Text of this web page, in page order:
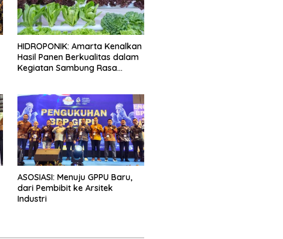
HIDROPONIK: Amarta Kenalkan
Hasil Panen Berkualitas dalam
Kegiatan Sambung Rasa
ASOSIASI: Menuju GPPU Baru,
dari Pembibit ke Arsitek
Industri